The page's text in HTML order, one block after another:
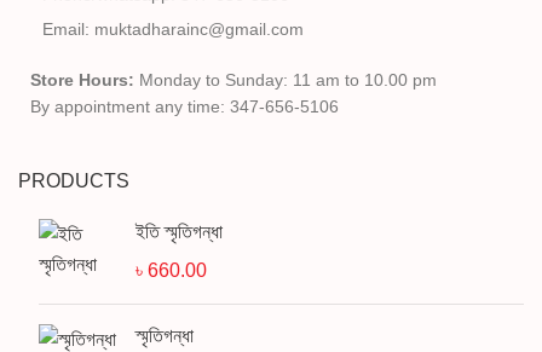
Email: muktadharainc@gmail.com
Store Hours: Monday to Sunday: 11 am to 10.00 pm
By appointment any time: 347-656-5106
PRODUCTS
ইতি স্মৃতিগন্ধা
৳ 660.00
স্মৃতিগন্ধা